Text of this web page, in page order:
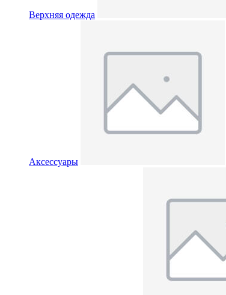
Верхняя одежда
Аксессуары